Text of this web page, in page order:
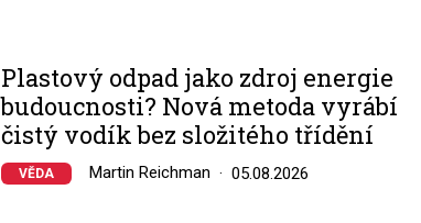
Plastový odpad jako zdroj energie
budoucnosti? Nová metoda vyrábí
čistý vodík bez složitého třídění
VĚDA Martin Reichman 05.08.2026